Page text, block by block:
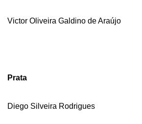
Victor Oliveira Galdino de Araújo
Prata
Diego Silveira Rodrigues